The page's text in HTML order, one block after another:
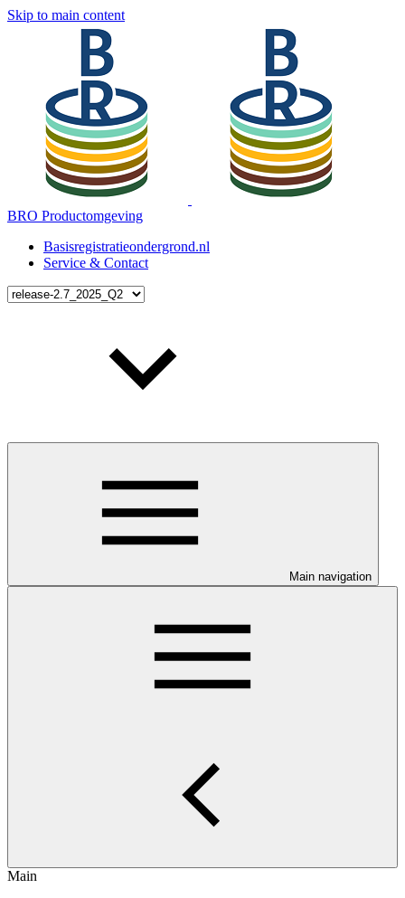
Skip to main content
BRO Productomgeving
Basisregistratieondergrond.nl
Service & Contact
Main navigation
Main